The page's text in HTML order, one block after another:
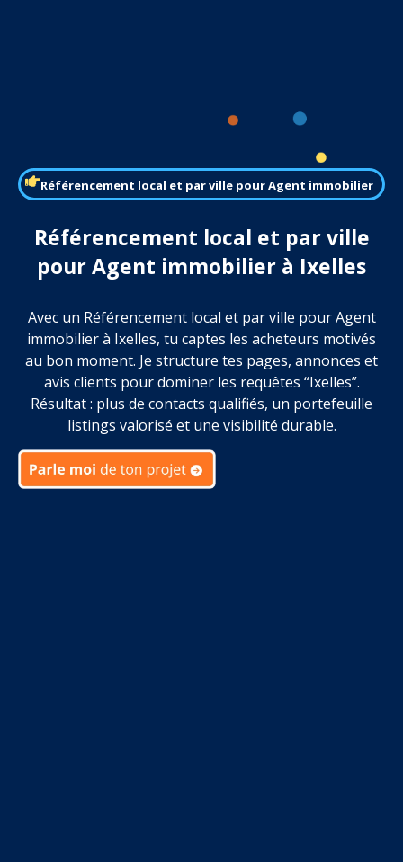
Référencement local et par ville pour Agent immobilier
Référencement local et par ville
pour Agent immobilier à Ixelles
Avec un Référencement local et par ville pour Agent
immobilier à Ixelles, tu captes les acheteurs motivés
au bon moment. Je structure tes pages, annonces et
avis clients pour dominer les requêtes “Ixelles”.
Résultat : plus de contacts qualifiés, un portefeuille
listings valorisé et une visibilité durable.